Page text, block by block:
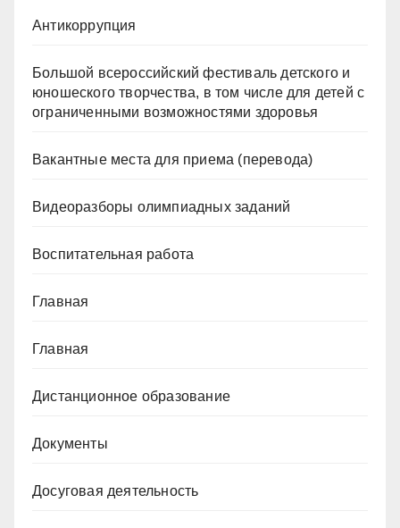
Антикоррупция
Большой всероссийский фестиваль детского и
юношеского творчества, в том числе для детей с
ограниченными возможностями здоровья
Вакантные места для приема (перевода)
Видеоразборы олимпиадных заданий
Воспитательная работа
Главная
Главная
Дистанционное образование
Документы
Досуговая деятельность